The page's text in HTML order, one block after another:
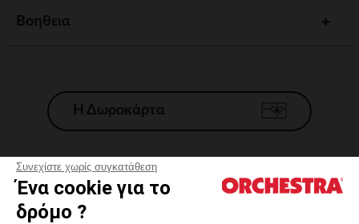
Συνεχίστε χωρίς συγκατάθεση
Ένα cookie για το
δρόμο ?
Βοηθεια
Η Δωροκάρτα
Γενικοί 'Οροι Πώλησης